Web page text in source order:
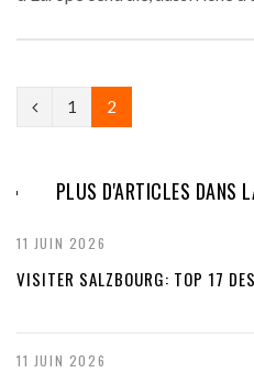
P
u
1 2
PLUS D'ARTICLES DANS
11 JUIN 2026
VISITER SALZBOURG: TOP 17
11 JUIN 2026